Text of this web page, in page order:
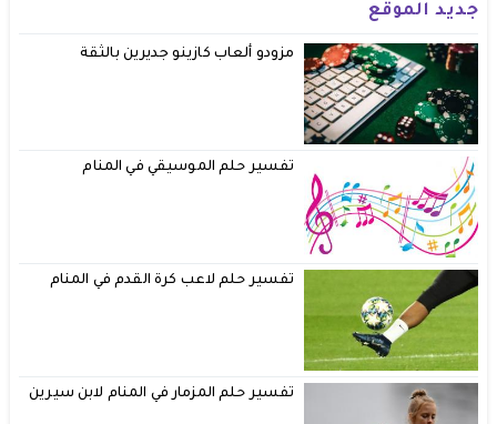
جديد الموقع
مزودو ألعاب كازينو جديرين بالثقة
تفسير حلم الموسيقي في المنام
تفسير حلم لاعب كرة القدم في المنام
تفسير حلم المزمار في المنام لابن سيرين